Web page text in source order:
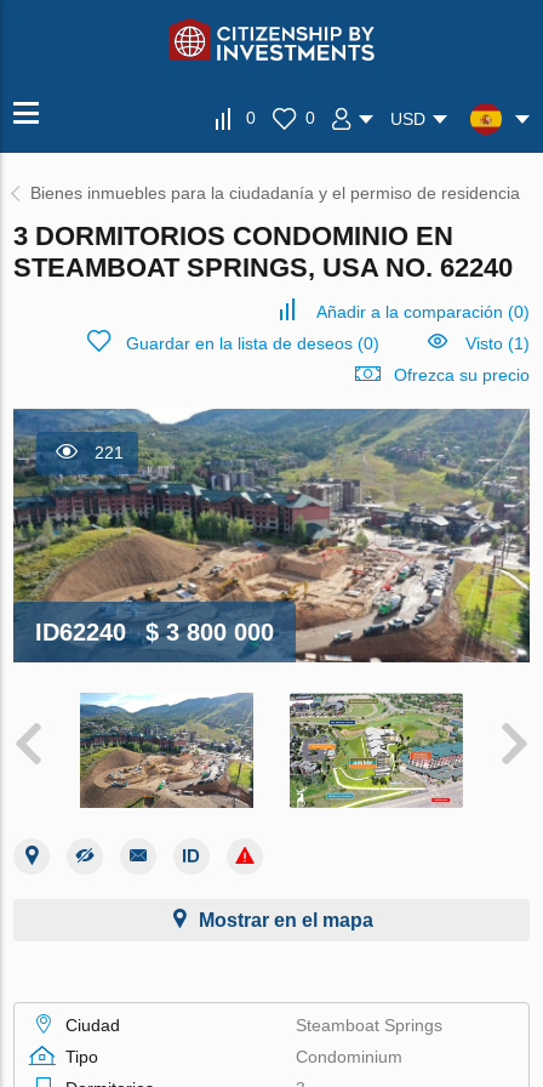
0 0 USD
Bienes inmuebles para la ciudadanía y el permiso de residencia
3 DORMITORIOS CONDOMINIO EN
STEAMBOAT SPRINGS, USA NO. 62240
Añadir a la comparación (0)
Guardar en la lista de deseos(0)
Visto (1)
Ofrezca su precio
221
ID62240 $ 3 800 000
Mostrar en el mapa
Ciudad
Steamboat Springs
Tipo
Condominium